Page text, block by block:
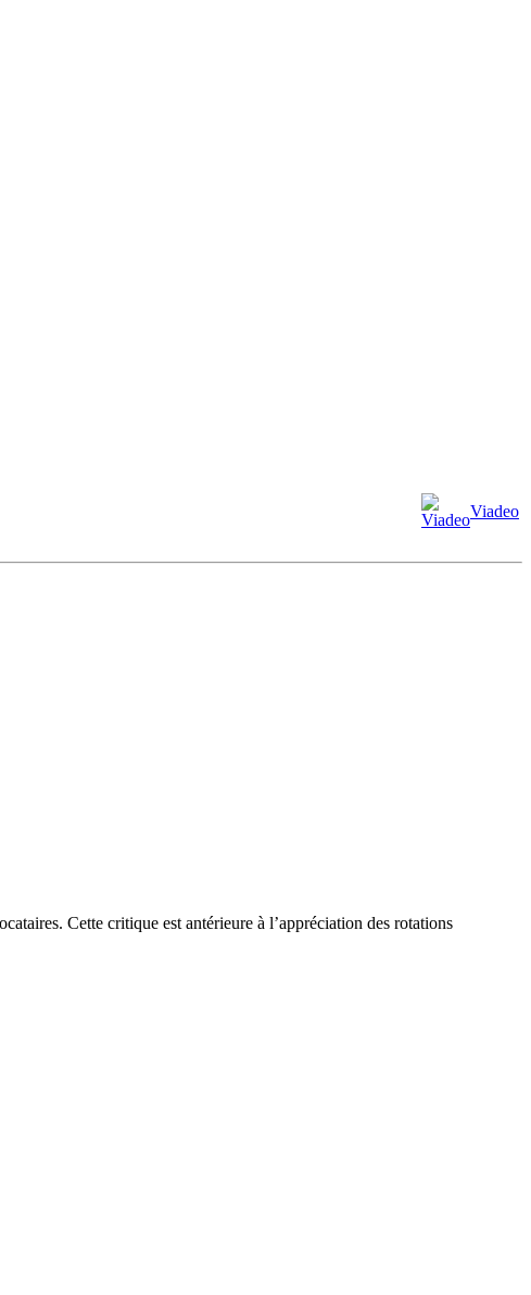
Viadeo
Cette critique est antérieure à l’appréciation des rotations